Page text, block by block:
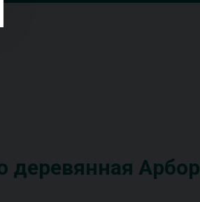
деревянная Арбор